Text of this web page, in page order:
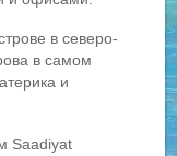
в северо-
в самом
и
Saadiyat